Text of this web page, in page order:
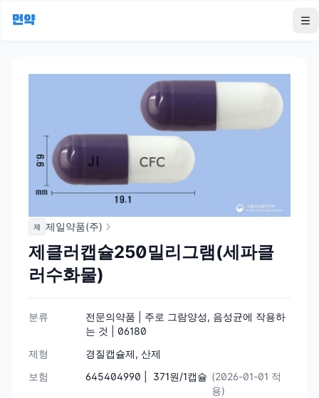
먼약
제 제일약품(주)
제클러캡슐250밀리그램(세파클
러수화물)
분류
전문의약품 | 주로 그람양성, 음성균에 작용하
는 것 | 06180
제형
경질캡슐제, 산제
보험
645404990 | 371원/1캡슐 (2026-01-01 적
용)